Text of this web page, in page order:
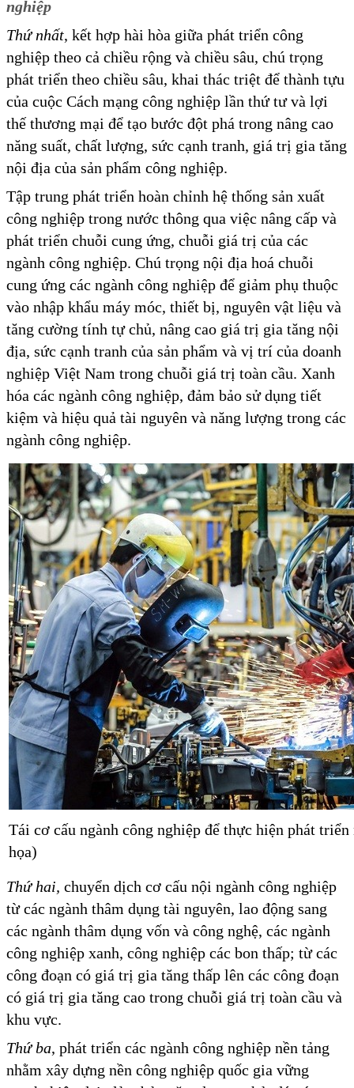
nghiệp
Thứ nhất, kết hợp hài hòa giữa phát triển công
nghiệp theo cả chiều rộng và chiều sâu, chú trọng
phát triển theo chiều sâu, khai thác triệt để thành tựu
của cuộc Cách mạng công nghiệp lần thứ tư và lợi
thế thương mại để tạo bước đột phá trong nâng cao
năng suất, chất lượng, sức cạnh tranh, giá trị gia tăng
nội địa của sản phẩm công nghiệp.
Tập trung phát triển hoàn chỉnh hệ thống sản xuất
công nghiệp trong nước thông qua việc nâng cấp và
phát triển chuỗi cung ứng, chuỗi giá trị của các
ngành công nghiệp. Chú trọng nội địa hoá chuỗi
cung ứng các ngành công nghiệp để giảm phụ thuộc
vào nhập khẩu máy móc, thiết bị, nguyên vật liệu và
tăng cường tính tự chủ, nâng cao giá trị gia tăng nội
địa, sức cạnh tranh của sản phẩm và vị trí của doanh
nghiệp Việt Nam trong chuỗi giá trị toàn cầu. Xanh
hóa các ngành công nghiệp, đảm bảo sử dụng tiết
kiệm và hiệu quả tài nguyên và năng lượng trong các
ngành công nghiệp.
Tái cơ cấu ngành công nghiệp để thực hiện phát
họa)
Thứ hai, chuyển dịch cơ cấu nội ngành công nghiệp
từ các ngành thâm dụng tài nguyên, lao động sang
các ngành thâm dụng vốn và công nghệ, các ngành
công nghiệp xanh, công nghiệp các bon thấp; từ các
công đoạn có giá trị gia tăng thấp lên các công đoạn
có giá trị gia tăng cao trong chuỗi giá trị toàn cầu và
khu vực.
Thứ ba, phát triển các ngành công nghiệp nền tảng
nhằm xây dựng nền công nghiệp quốc gia vững